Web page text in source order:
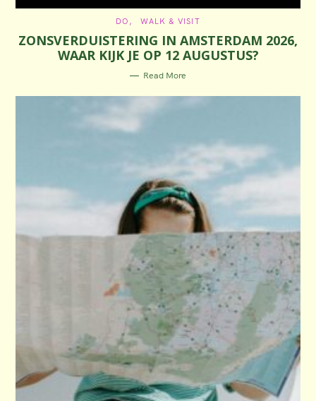
C
T
E
G
R
I
S
DO WALK & VISIT
ZONSVERDUISTERING IN AMSTERDAM 2026,
WAAR KIJK JE OP 12 AUGUSTUS?
Read More